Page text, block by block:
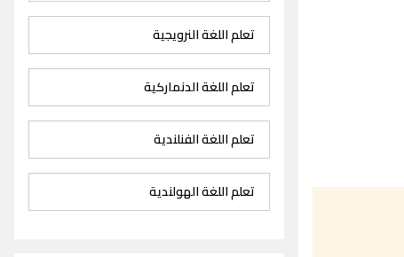
تعلم اللغة النرويجية
تعلم اللغة الدنماركية
تعلم اللغة الفنلندية
تعلم اللغة الهولندية